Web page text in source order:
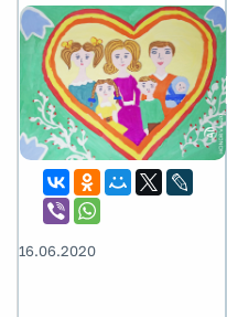
16.06.2020